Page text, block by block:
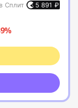
Сплит
5 891 ₽